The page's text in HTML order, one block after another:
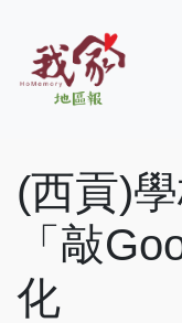
(西貢)
「敲
化